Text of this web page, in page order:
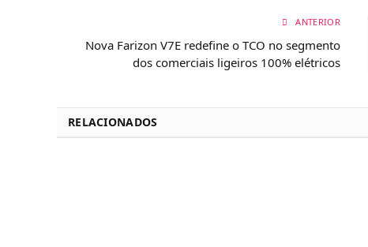
ANTERIOR
Nova Farizon V7E redefine o TCO no segmento
dos comerciais ligeiros 100% elétricos
RELACIONADOS